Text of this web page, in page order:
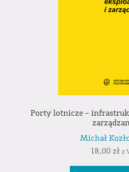
Porty lotnicze –
Michał
18,00 zł z